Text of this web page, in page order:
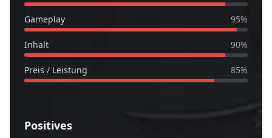
Gameplay 95%
Inhalt 90%
Preis / Leistung 85%
Positives